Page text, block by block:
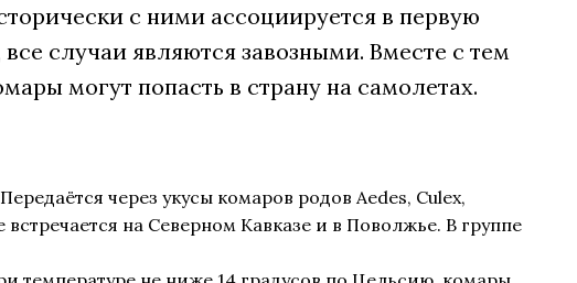
с ними ассоциируется в первую
случаи являются завозными. Вместе с тем
могут попасть в страну на самолетах.
через укусы комаров родов Aedes, Culex,
на Северном Кавказе и в Поволжье. В группе